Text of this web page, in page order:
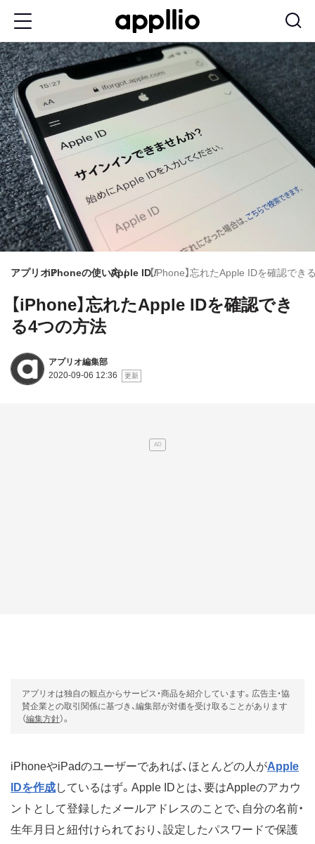
ン
コ
ン
テ
ン
ツ
に
移
動
アプリオiPhoneの使い方Apple ID【iPhone】忘れたApple IDを確認でき
【iPhone】忘れたApple IDを確認でき
る4つの方法
アプリオ編集部
2020-09-06 12:36
アプリオは独自の観点からサービス・商品を紹介しています。広告主・協
賛企業との取引関係に基づき、編集部が対価を受け取ることがあります
（編集方針）。
iPhoneやiPadのユーザーであれば、ほとんどの人がApple
IDを作成しているはず。Apple IDとは、要はAppleのアカウ
ントとして登録したメールアドレスのことで、自分の名前・
生年月日と紐付けられており、設定したパスワードで保護